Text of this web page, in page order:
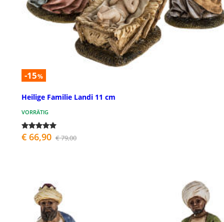
-15%
Heilige Familie Landi 11 cm
VORRÄTIG
€ 66,90 € 79,00